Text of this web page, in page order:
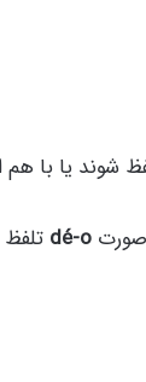
یا با هم
dé-o